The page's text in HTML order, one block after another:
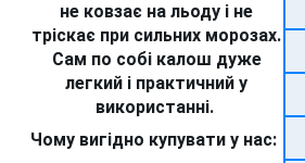
не ковзає на льоду і не
тріскає при сильних морозах.
Сам по собі калош дуже
легкий і практичний у
використанні.
Чому вигідно купувати у нас: